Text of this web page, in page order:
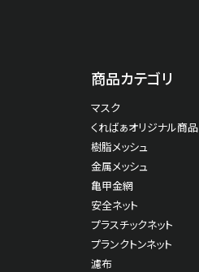
商品カテゴリ
マスク
くればぁオリジナル商品
樹脂メッシュ
金属メッシュ
亀甲金網
安全ネット
プラスチックネット
プランクトンネット
濾布